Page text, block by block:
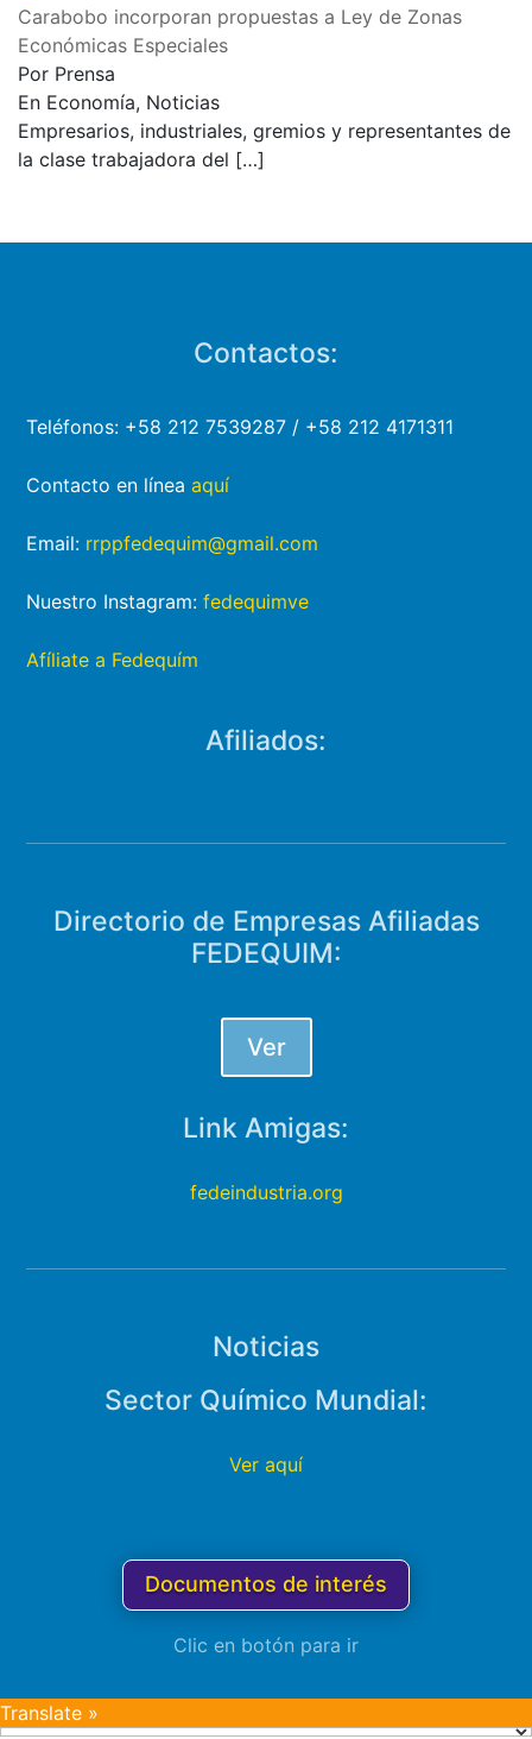
Carabobo incorporan propuestas a Ley de Zonas
Económicas Especiales
Por Prensa
En Economía, Noticias
Empresarios, industriales, gremios y representantes de
la clase trabajadora del […]
Contactos:
Teléfonos: +58 212 7539287 / +58 212 4171311
Contacto en líneaaquí
Email: rrppfedequim@gmail.com
Nuestro Instagram:fedequimve
Afíliate a Fedequím
Afiliados:
Directorio de Empresas Afiliadas
FEDEQUIM:
Ver
Link Amigas:
fedeindustria.org
Noticias
Sector Químico Mundial:
Ver aquí
Documentos de interés
Clic en botón para ir
Translate »